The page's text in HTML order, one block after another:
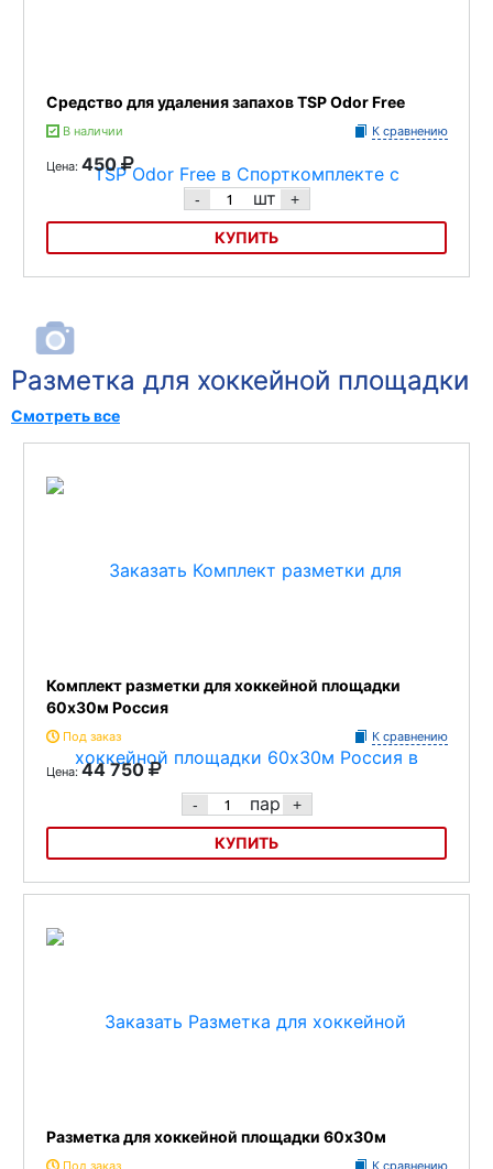
Средство для удаления запахов TSP Odor Free
В наличии К сравнению
Цена: 450
- шт +
КУПИТЬ
Разметка для хоккейной площадки
Смотреть все
Комплект разметки для хоккейной площадки
60х30м Россия
Под заказ К сравнению
Цена: 44 750
- пар +
КУПИТЬ
Комплект разметки для хоккейной площадки 60х30м Россия
Разметка для хоккейной площадки 60х30м
Под заказ К сравнению